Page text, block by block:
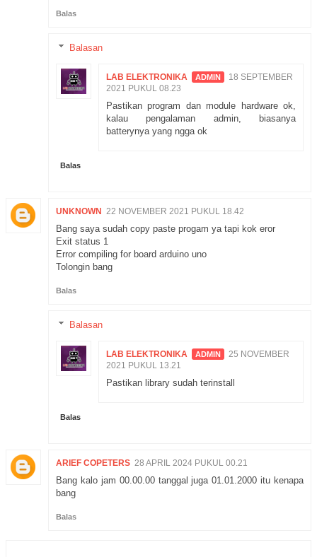
Balas
Balasan
LAB ELEKTRONIKA
18 SEPTEMBER
2021 PUKUL 08.23
Pastikan program dan module hardware ok,
kalau pengalaman admin, biasanya
batterynya yang ngga ok
Balas
UNKNOWN 22 NOVEMBER 2021 PUKUL 18.42
Bang saya sudah copy paste progam ya tapi kok eror
Exit status 1
Error compiling for board arduino uno
Tolongin bang
Balas
Balasan
LAB ELEKTRONIKA
25 NOVEMBER
2021 PUKUL 13.21
Pastikan library sudah terinstall
Balas
ARIEF COPETERS 28 APRIL 2024 PUKUL 00.21
Bang kalo jam 00.00.00 tanggal juga 01.01.2000 itu kenapa
bang
Balas